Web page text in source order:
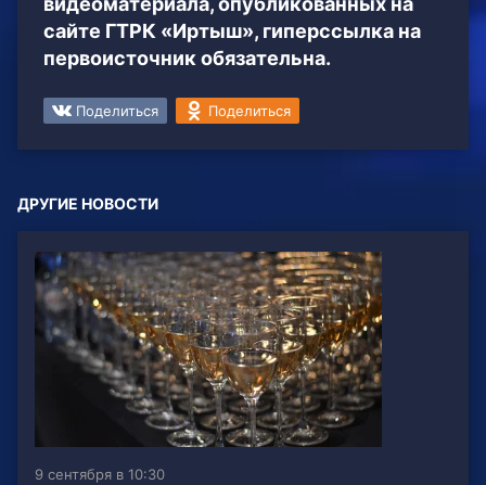
сайте ГТРК «Иртыш», гиперссылка на
первоисточник обязательна.
Поделиться Поделиться
ДРУГИЕ НОВОСТИ
9 сентября в 10:30